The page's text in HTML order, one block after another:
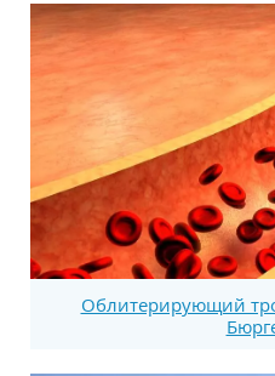
Облитерирующий